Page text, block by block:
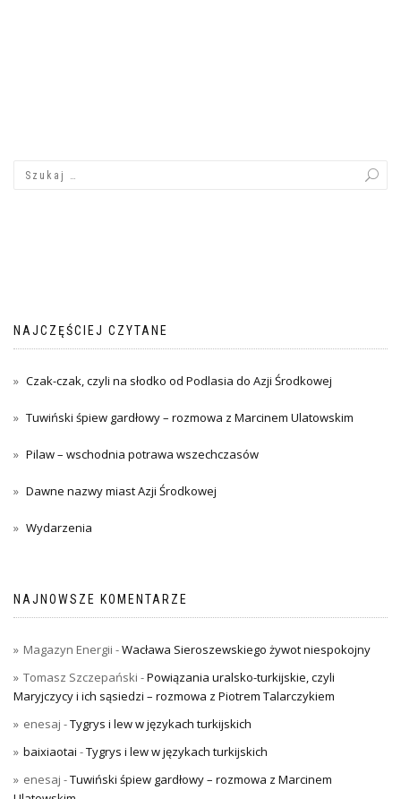
NAJCZĘŚCIEJ CZYTANE
Czak-czak, czyli na słodko od Podlasia do Azji Środkowej
Tuwiński śpiew gardłowy – rozmowa z Marcinem Ulatowskim
Pilaw – wschodnia potrawa wszechczasów
Dawne nazwy miast Azji Środkowej
Wydarzenia
NAJNOWSZE KOMENTARZE
Magazyn Energii -Wacława Sieroszewskiego żywot niespokojny
Tomasz Szczepański -Powiązania uralsko-turkijskie, czyli
Maryjczycy i ich sąsiedzi – rozmowa z Piotrem Talarczykiem
enesaj -Tygrys i lew w językach turkijskich
baixiaotai -Tygrys i lew w językach turkijskich
enesaj -Tuwiński śpiew gardłowy – rozmowa z Marcinem